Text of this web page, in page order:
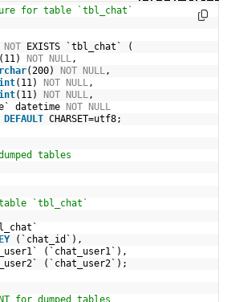
for table `tbl_chat`
NOT EXISTS `tbl_chat` (
(11) NOT NULL ,
(200) NOT NULL ,
int(11) NOT NULL ,
int(11) NOT NULL ,
datetime NOT NULL
DEFAULT CHARSET=utf8;
tables
`tbl_chat`
(`chat_id`),
(`chat_user1`),
(`chat_user2`);
for dumped tables